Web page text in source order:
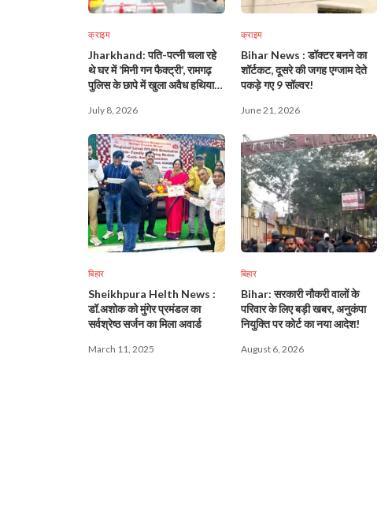
क्राइम
Jharkhand: पति-पत्नी चला रहे
थे घर में ‘मिनी गन फैक्ट्री’, रामगढ़
पुलिस के छापे में खुला अवैध हथियार
July 8, 2026
क्राइम
Bihar News : डॉक्टर बनने का
शॉर्टकट, दूसरे की जगह एग्जाम देते
पकड़े गए 9 सॉल्वर!
June 21, 2026
बिहार
Sheikhpura Helth News :
डॉ.अशोक को मुंगेर प्रमंडल का
सर्वश्रेष्ठ सर्जन का मिला अवार्ड
March 11, 2025
बिहार
Bihar: सरकारी नौकरी वालों के
परिवार के लिए बड़ी खबर, अनुकंपा
नियुक्ति पर कोर्ट का नया आदेश!
August 6, 2026